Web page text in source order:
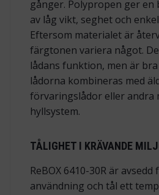
gånger. Polypropen ger
av låg vikt, seghet och
Eftersom materialet är
färgtonen variera något.
lådans funktion, men är
lådorna kombineras med
förvaringslådor eller andra
hyllsystem.
TÅLIGHET I KRÄVANDE
ReBOX 6410-30R är
användning och tål ett